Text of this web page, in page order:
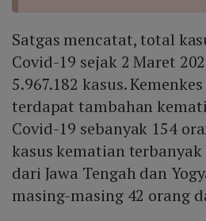
Satgas mencatat, total
Covid-19 sejak 2 Maret
5.967.182 kasus.
terdapat tambahan
Covid-19 sebanyak 154
kasus kematian
dari Jawa Tengah dan
masing-masing 42 orang